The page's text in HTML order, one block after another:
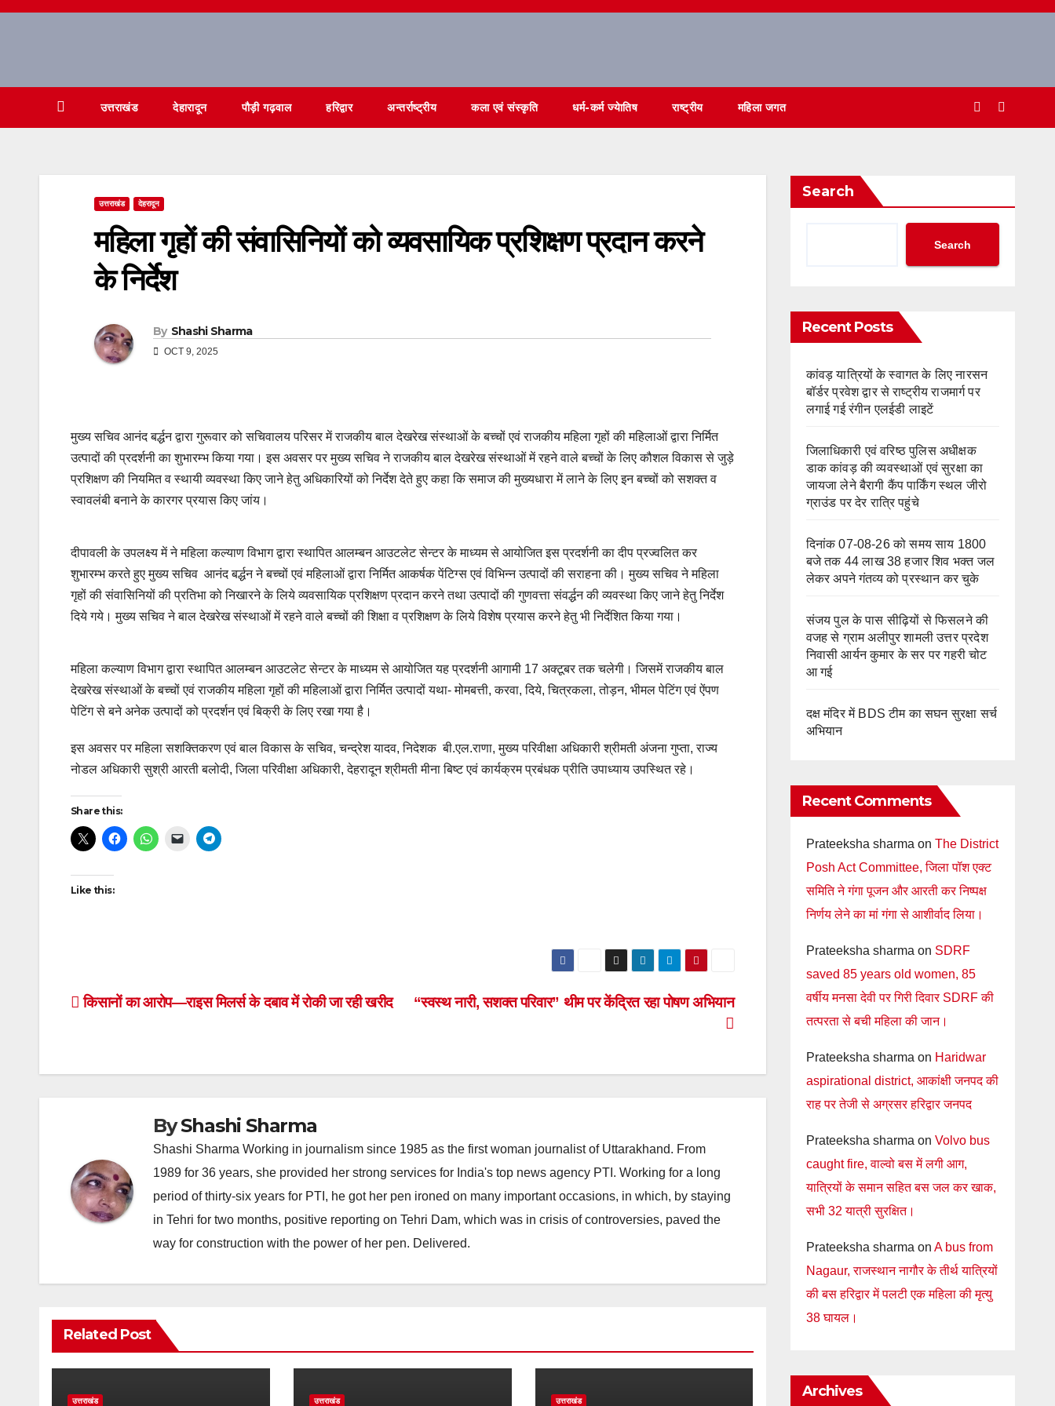
Skip
उत्तराखंड देहारादून पौड़ी गढ़वाल हरिद्वार अन्तर्राष्ट्रीय कला एवं संस्कृति धर्म-कर्म ज्येातिष राष्ट्रीय महिला जगत
उत्तराखंड देहरादून
महिला गृहों की संवासिनियों को व्यवसायिक प्रशिक्षण प्रदान करने
के निर्देश
By Shashi Sharma
OCT 9, 2025
मुख्य सचिव आनंद बर्द्धन द्वारा गुरूवार को सचिवालय परिसर में राजकीय बाल देखरेख संस्थाओं के बच्चों एवं राजकीय महिला गृहों की महिलाओं द्वारा निर्मित
उत्पादों की प्रदर्शनी का शुभारम्भ किया गया। इस अवसर पर मुख्य सचिव ने राजकीय बाल देखरेख संस्थाओं में रहने वाले बच्चों के लिए कौशल विकास से जुड़े
प्रशिक्षण की नियमित व स्थायी व्यवस्था किए जाने हेतु अधिकारियों को निर्देश देते हुए कहा कि समाज की मुख्यधारा में लाने के लिए इन बच्चों को सशक्त व
स्वावलंबी बनाने के कारगर प्रयास किए जांय।
दीपावली के उपलक्ष्य में ने महिला कल्याण विभाग द्वारा स्थापित आलम्बन आउटलेट सेन्टर के माध्यम से आयोजित इस प्रदर्शनी का दीप प्रज्वलित कर
शुभारम्भ करते हुए मुख्य सचिव आनंद बर्द्धन ने बच्चों एवं महिलाओं द्वारा निर्मित आकर्षक पेंटिग्स एवं विभिन्न उत्पादों की सराहना की। मुख्य सचिव ने महिला
गृहों की संवासिनियों की प्रतिभा को निखारने के लिये व्यवसायिक प्रशिक्षण प्रदान करने तथा उत्पादों की गुणवत्ता संवर्द्धन की व्यवस्था किए जाने हेतु निर्देश
दिये गये। मुख्य सचिव ने बाल देखरेख संस्थाओं में रहने वाले बच्चों की शिक्षा व प्रशिक्षण के लिये विशेष प्रयास करने हेतु भी निर्देशित किया गया।
महिला कल्याण विभाग द्वारा स्थापित आलम्बन आउटलेट सेन्टर के माध्यम से आयोजित यह प्रदर्शनी आगामी 17 अक्टूबर तक चलेगी। जिसमें राजकीय बाल
देखरेख संस्थाओं के बच्चों एवं राजकीय महिला गृहों की महिलाओं द्वारा निर्मित उत्पादों यथा- मोमबत्ती, करवा, दिये, चित्रकला, तोड़न, भीमल पेटिंग एवं ऐंपण
पेटिंग से बने अनेक उत्पादों को प्रदर्शन एवं बिक्री के लिए रखा गया है।
इस अवसर पर महिला सशक्तिकरण एवं बाल विकास के सचिव, चन्द्रेश यादव, निदेशक बी.एल.राणा, मुख्य परिवीक्षा अधिकारी श्रीमती अंजना गुप्ता, राज्य
नोडल अधिकारी सुश्री आरती बलोदी, जिला परिवीक्षा अधिकारी, देहरादून श्रीमती मीना बिष्ट एवं कार्यक्रम प्रबंधक प्रीति उपाध्याय उपस्थित रहे।
Share this:
Like this:
Post
“स्वस्थ नारी, सशक्त परिवार” थीम पर केंद्रित रहा पोषण अभियान
किसानों का आरोप—राइस मिलर्स के दबाव में रोकी जा रही खरीद
ByShashi Sharma
Shashi Sharma Working in journalism since 1985 as the first woman journalist of Uttarakhand. From
1989 for 36 years, she provided her strong services for India's top news agency PTI. Working for a long
period of thirty-six years for PTI, he got her pen ironed on many important occasions, in which, by staying
in Tehri for two months, positive reporting on Tehri Dam, which was in crisis of controversies, paved the
way for construction with the power of her pen. Delivered.
Related Post
उत्तराखंड उत्तराखंड उत्तराखंड
Search
Search
Recent Posts
कांवड़ यात्रियों के स्वागत के लिए नारसन
बॉर्डर प्रवेश द्वार से राष्ट्रीय राजमार्ग पर
लगाई गई रंगीन एलईडी लाइटें
जिलाधिकारी एवं वरिष्ठ पुलिस अधीक्षक
डाक कांवड़ की व्यवस्थाओं एवं सुरक्षा का
जायजा लेने बैरागी कैंप पार्किंग स्थल जीरो
ग्राउंड पर देर रात्रि पहुंचे
दिनांक 07-08-26 को समय साय 1800
बजे तक 44 लाख 38 हजार शिव भक्त जल
लेकर अपने गंतव्य को प्रस्थान कर चुके
संजय पुल के पास सीढ़ियों से फिसलने की
वजह से ग्राम अलीपुर शामली उत्तर प्रदेश
निवासी आर्यन कुमार के सर पर गहरी चोट
आ गई
दक्ष मंदिर में BDS टीम का सघन सुरक्षा सर्च
अभियान
Recent Comments
Prateeksha sharma on The District
Posh Act Committee, जिला पॉश एक्ट
समिति ने गंगा पूजन और आरती कर निष्पक्ष
निर्णय लेने का मां गंगा से आशीर्वाद लिया।
Prateeksha sharma on SDRF
saved 85 years old women, 85
वर्षीय मनसा देवी पर गिरी दिवार SDRF की
तत्परता से बची महिला की जान।
Prateeksha sharma on Haridwar
aspirational district, आकांक्षी जनपद की
राह पर तेजी से अग्रसर हरिद्वार जनपद
Prateeksha sharma on Volvo bus
caught fire, वाल्वो बस में लगी आग,
यात्रियों के समान सहित बस जल कर खाक,
सभी 32 यात्री सुरक्षित।
Prateeksha sharma on A bus from
Nagaur, राजस्थान नागौर के तीर्थ यात्रियों
की बस हरिद्वार में पलटी एक महिला की मृत्यु
38 घायल।
Archives